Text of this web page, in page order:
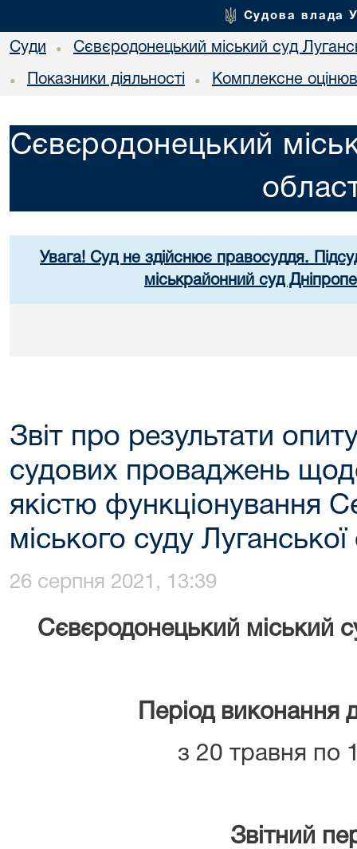
Судова влада
Суди • Сєвєродонецький міський суд
• Показники діяльності • Комплексне
Сєвєродонецький
Увага! Суд не здійснює правосуддя.
міськрайонний суд
Звіт про результати
судових проваджень
якістю функціонування
міського суду Луганської
26 серпня 2021, 13:39
Сєвєродонецький міський
Період виконання
з 20 травня по
Звітний